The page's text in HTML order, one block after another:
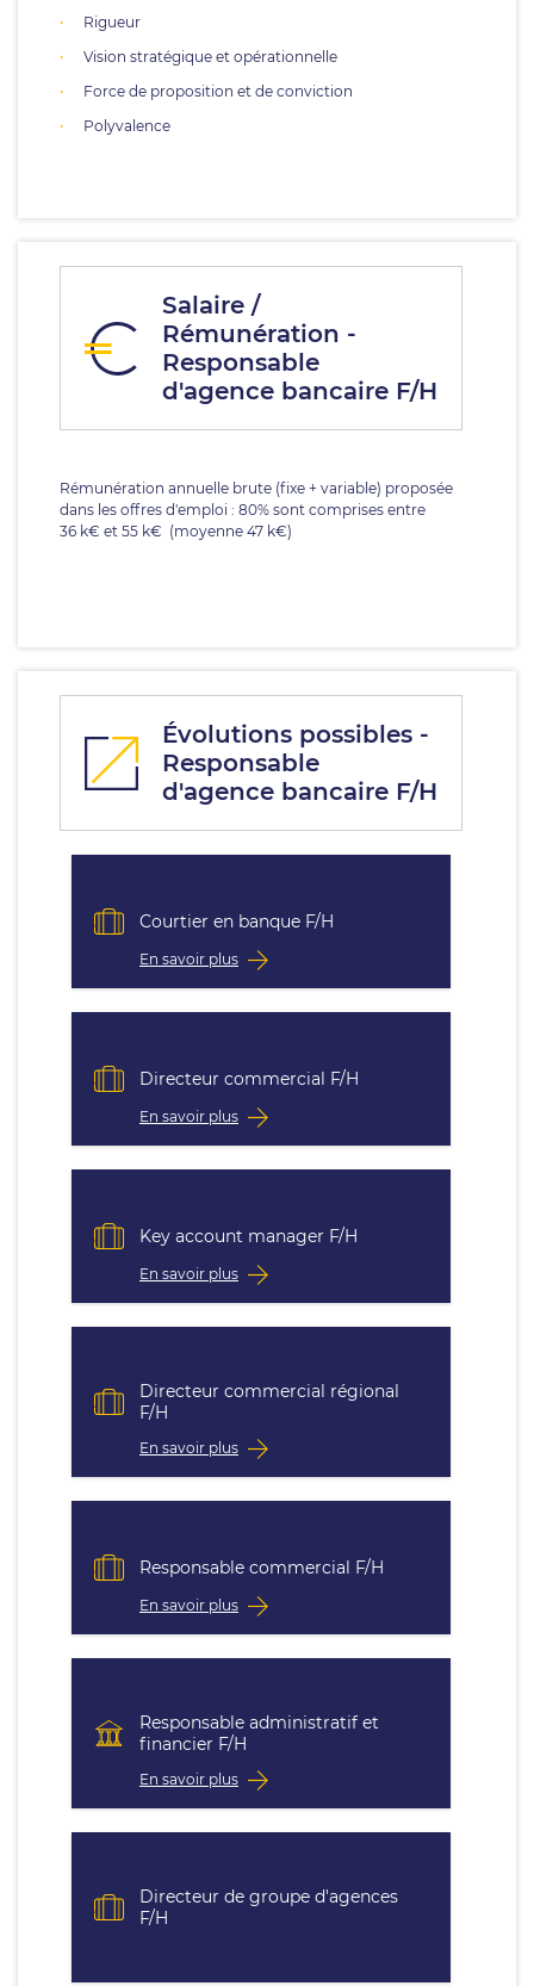
Rigueur
Vision stratégique et opérationnelle
Force de proposition et de conviction
Polyvalence
Salaire /
Rémunération -
Responsable
d'agence bancaire F/H
Rémunération annuelle brute (fixe + variable) proposée
dans les offres d'emploi : 80% sont comprises entre
36 k€ et 55 k€ (moyenne 47 k€)
Évolutions possibles -
Responsable
d'agence bancaire F/H
Courtier en banque F/H
En savoir plus
Directeur commercial F/H
En savoir plus
Key account manager F/H
En savoir plus
Directeur commercial régional
F/H
En savoir plus
Responsable commercial F/H
En savoir plus
Responsable administratif et
financier F/H
En savoir plus
Directeur de groupe d'agences
F/H